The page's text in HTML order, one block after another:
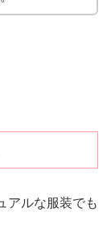
アルな服装でも